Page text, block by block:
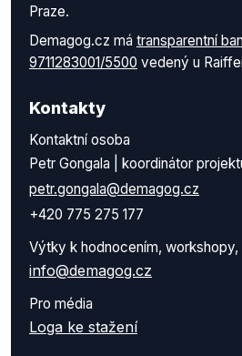
Praze.
Demagog.cz má transparentní
9711283001/5500 vedený u
Kontakty
Kontaktní osoba
Petr Gongala | koordinátor
petr.gongala@demagog.cz
+420 775 275 177
Výtky k hodnocením, workshopy,
info@demagog.cz
Pro média
Loga ke stažení